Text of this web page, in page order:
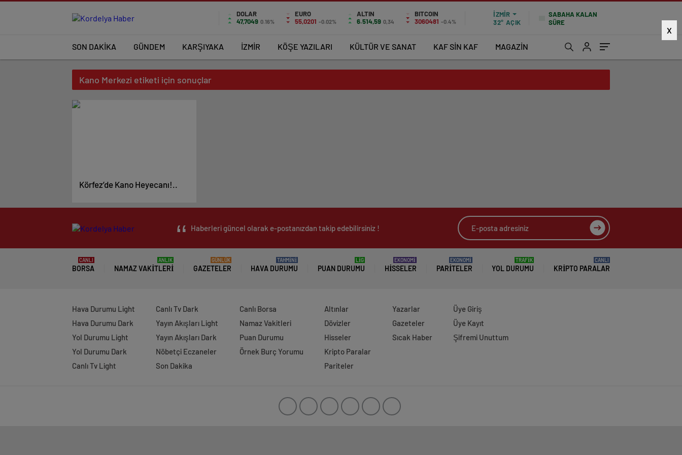
DOLAR
47,7049 0.16%
EURO
55,0201 -0.02%
ALTIN
6.514,59 0,34
BITCOIN
3060481 -0.4%
İZMIR
32° AÇIK
SABAHA KALAN
SÜRE
SON DAKİKA GÜNDEM KARŞIYAKA İZMİR KÖŞE YAZILARI KÜLTÜR VE SANAT KAF SİN KAF MAGAZİN
X
Kano Merkezi etiketi için sonuçlar
Körfez’de Kano Heyecanı!..
Haberleri güncel olarak e-postanızdan takip edebilirsiniz !
BORSA
CANLI
NAMAZ VAKITLERI
ANLIK
GAZETELER
GÜNLÜK
HAVA DURUMU
TAHMİNİ
PUAN DURUMU
LİG
HISSELER
EKONOMİ
PARITELER
EKONOMİ
YOL DURUMU
TRAFİK
KRIPTO PARALAR
CANLI
Hava Durumu Light
Hava Durumu Dark
Yol Durumu Light
Yol Durumu Dark
Canlı Tv Light
Canlı Tv Dark
Yayın Akışları Light
Yayın Akışları Dark
Nöbetçi Eczaneler
Son Dakika
Canlı Borsa
Namaz Vakitleri
Puan Durumu
Örnek Burç Yorumu
Altınlar
Dövizler
Hisseler
Kripto Paralar
Pariteler
Yazarlar
Gazeteler
Sıcak Haber
Üye Giriş
Üye Kayıt
Şifremi Unuttum